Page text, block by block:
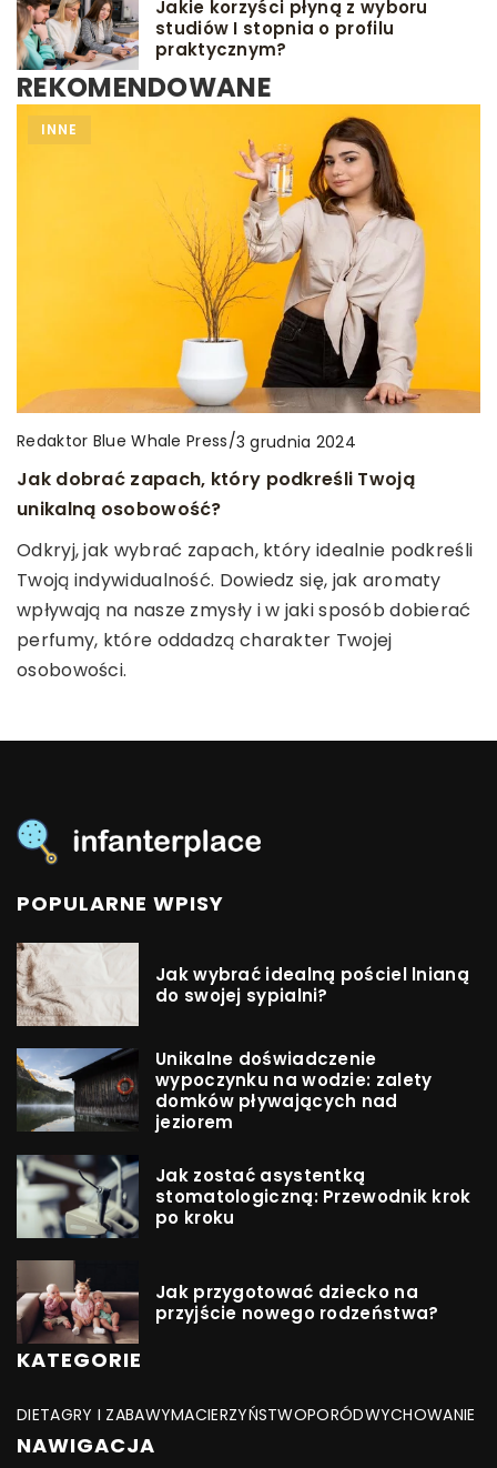
Jakie korzyści płyną z wyboru
studiów I stopnia o profilu
praktycznym?
REKOMENDOWANE
DIETA
Redaktor Blue Whale Press/8 września 2025
Jak zdrowe przekąski mogą wspierać rozwój
dziecka?
Odkryj, jakie zdrowe przekąski mogą przyczynić się
do prawidłowego rozwoju Twojego dziecka,
wspierając jego zdrowie fizyczne i umysłowe w
codziennym życiu.
INNE
Redaktor Blue Whale Press/3 grudnia 2024
Jak dobrać zapach, który podkreśli Twoją
unikalną osobowość?
Odkryj, jak wybrać zapach, który idealnie podkreśli
Twoją indywidualność. Dowiedz się, jak aromaty
wpływają na nasze zmysły i w jaki sposób dobierać
perfumy, które oddadzą charakter Twojej
osobowości.
GRY I ZABAWY
Redaktor Blue Whale Press/2 grudnia 2023
Twórcze wykorzystanie lalki w domowej edukacji
przedszkolaka
Zobacz, jak lalka może stać się kluczowym
narzędziem w edukacji Twojego przedszkolaka.
Świetne pomysły na wykorzystanie zabawek do
nauki i rozwijania umiejętności.
POPULARNE WPISY
Jak wybrać idealną pościel lnianą
do swojej sypialni?
Unikalne doświadczenie
wypoczynku na wodzie: zalety
domków pływających nad
jeziorem
Jak zostać asystentką
stomatologiczną: Przewodnik krok
po kroku
Jak przygotować dziecko na
przyjście nowego rodzeństwa?
KATEGORIE
DIETAGRY I ZABAWYMACIERZYŃSTWOPORÓDWYCHOWANIE
NAWIGACJA